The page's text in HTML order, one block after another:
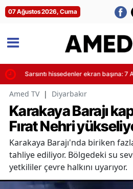
07 Ağustos 2026, Cuma
Sarsıntı hissedenler ekran başına:
Amed TV | Diyarbakır
Karakaya Barajı
Fırat Nehri
Karakaya Barajı'nda biriken
tahliye ediliyor. Bölgedeki su
yetkililer çevre halkını uyarıyor.